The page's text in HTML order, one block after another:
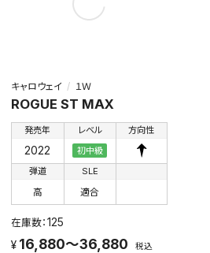
キャロウェイ １Ｗ
ROGUE ST MAX
発売年
2022
レベル
初中級
方向性
弾道
高
SLE
適合
125
16,880～36,880 税込